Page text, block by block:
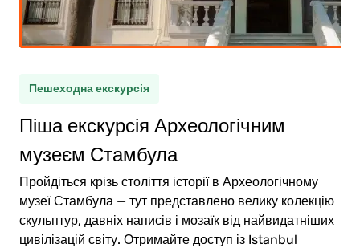
Пешеходна екскурсія
Піша екскурсія Археологічним
музеєм Стамбула
Пройдіться крізь століття історії в Археологічному
музеї Стамбула — тут представлено велику колекцію
скульптур, давніх написів і мозаїк від найвидатніших
цивілізацій світу. Отримайте доступ із Istanbul
(5-11)
0.00€